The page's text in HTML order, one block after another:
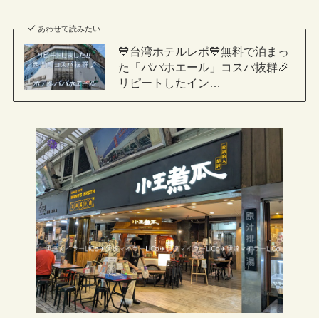
あわせて読みたい
💙台湾ホテルレポ💙無料で泊まっ
た「パパホエール」コスパ抜群🎉
リピートしたイン…